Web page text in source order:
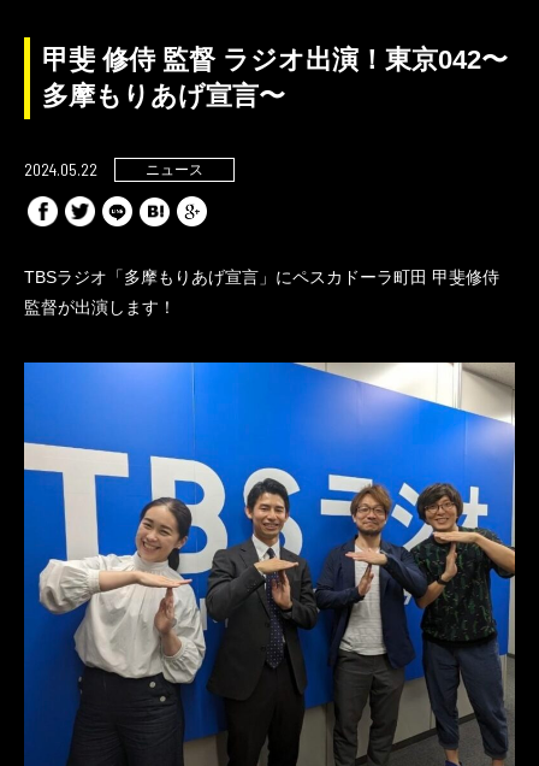
甲斐 修侍 監督 ラジオ出演！東京042〜
多摩もりあげ宣言〜
2024.05.22 ニュース
TBSラジオ「多摩もりあげ宣言」にペスカドーラ町田 甲斐修侍
監督が出演します！